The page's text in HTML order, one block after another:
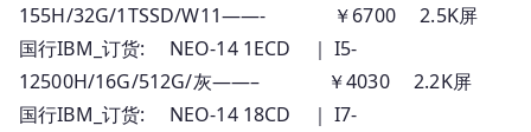
155H/32G/1TSSD/W11——- ￥6700 2.5K屏
国行IBM_订货: NEO-14 1ECD ｜ I5-
12500H/16G/512G/灰——– ￥4030 2.2K屏
国行IBM_订货: NEO-14 18CD ｜ I7-